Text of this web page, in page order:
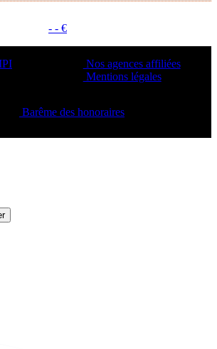
- - €
Nos agences affiliées
Mentions légales
Barême des honoraires